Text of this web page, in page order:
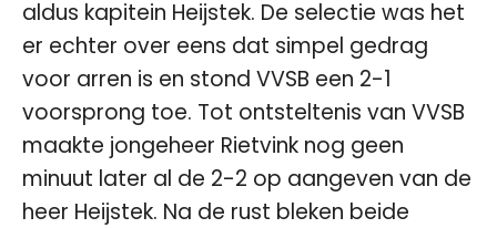
aldus kapitein Heijstek. De selectie was het
er echter over eens dat simpel gedrag
voor arren is en stond VVSB een 2-1
voorsprong toe. Tot ontsteltenis van VVSB
maakte jongeheer Rietvink nog geen
minuut later al de 2-2 op aangeven van de
heer Heijstek. Na de rust bleken beide